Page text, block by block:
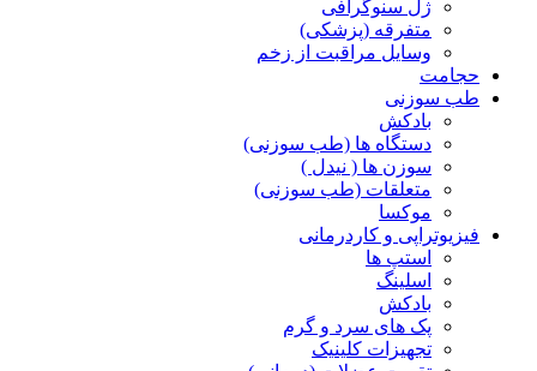
ژل سنوگرافی
متفرقه (پزشکی)
وسایل مراقبت از زخم
حجامت
طب سوزنی
بادکش
دستگاه ها (طب سوزنی)
سوزن ها ( نیدل )
متعلقات (طب سوزنی)
موکسا
فیزیوتراپی و کاردرمانی
استپ ها
اسلینگ
بادکش
پک های سرد و گرم
تجهیزات کلینیک